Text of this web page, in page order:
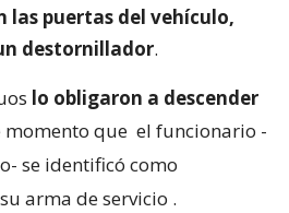
las puertas del vehículo,
destornillador.
lo obligaron a descender
momento que el funcionario -
se identificó como
arma de servicio .